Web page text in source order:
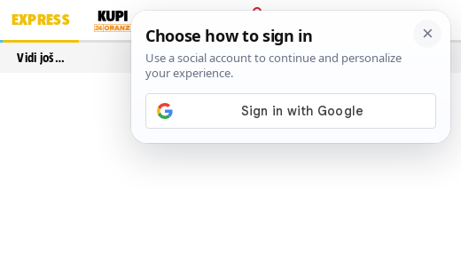
EXPRESS
PRIJAVA
Vidi još…